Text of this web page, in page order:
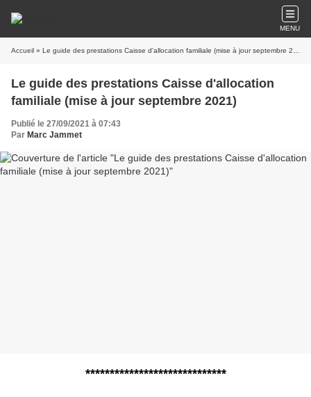
MENU
Accueil » Le guide des prestations Caisse d'allocation familiale (mise à jour septembre 2021)
Le guide des prestations Caisse d'allocation
familiale (mise à jour septembre 2021)
Publié le 27/09/2021 à 07:43
Par Marc Jammet
*****************************